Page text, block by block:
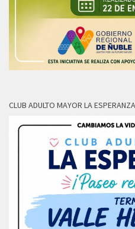
CLUB ADULTO MAYOR LA ESPERANZA